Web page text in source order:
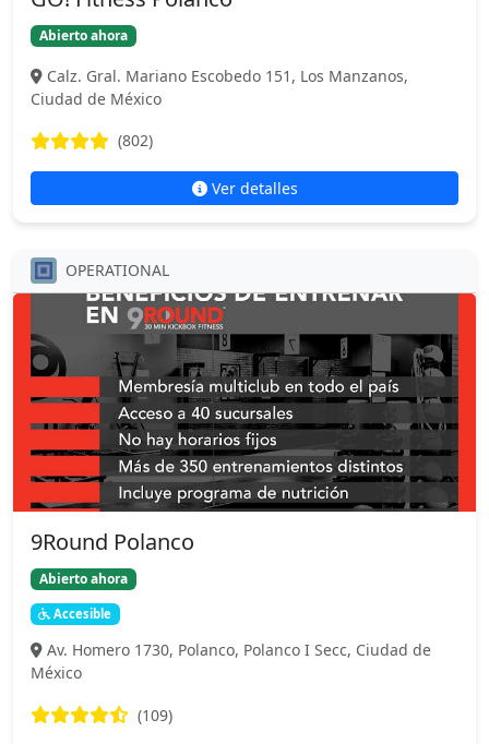
Abierto ahora
Calz. Gral. Mariano Escobedo 151, Los Manzanos,
Ciudad de México
(802)
Ver detalles
OPERATIONAL
9Round Polanco
Abierto ahora
Accesible
Av. Homero 1730, Polanco, Polanco I Secc, Ciudad de
México
(109)